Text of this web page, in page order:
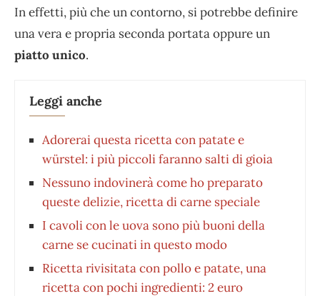
In effetti, più che un contorno, si potrebbe definire
una vera e propria seconda portata oppure un
piatto unico.
Leggi anche
Adorerai questa ricetta con patate e
würstel: i più piccoli faranno salti di gioia
Nessuno indovinerà come ho preparato
queste delizie, ricetta di carne speciale
I cavoli con le uova sono più buoni della
carne se cucinati in questo modo
Ricetta rivisitata con pollo e patate, una
ricetta con pochi ingredienti: 2 euro